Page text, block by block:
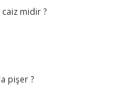
caiz midir ?
pişer ?